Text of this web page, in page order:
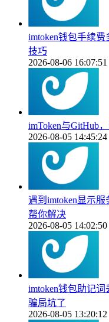
imtoken钱包手续
技巧
2026-08-06 16:07:51
imToken与GitHub
2026-08-05 14:45:24
遇到imtoken显示
帮你解决
2026-08-05 14:02:50
imtoken钱包助记
骗局坑了
2026-08-05 13:20:12